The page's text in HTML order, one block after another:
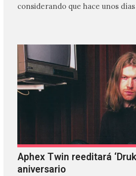
considerando que hace unos
Aphex Twin reeditará
aniversario